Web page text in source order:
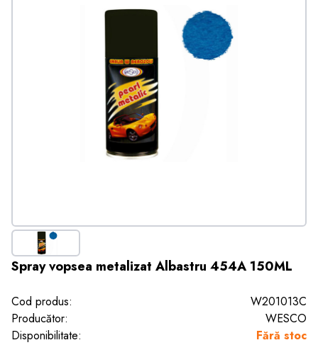
Spray vopsea metalizat Albastru 454A 150ML
Cod produs:
W201013C
Producător:
WESCO
Disponibilitate:
Fără stoc